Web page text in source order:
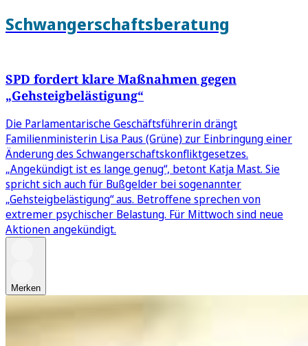
Schwangerschaftsberatung
SPD fordert klare Maßnahmen gegen
„Gehsteigbelästigung“
Die Parlamentarische Geschäftsführerin drängt
Familienministerin Lisa Paus (Grüne) zur Einbringung einer
Änderung des Schwangerschaftskonfliktgesetzes.
„Angekündigt ist es lange genug“, betont Katja Mast. Sie
spricht sich auch für Bußgelder bei sogenannter
„Gehsteigbelästigung“ aus. Betroffene sprechen von
extremer psychischer Belastung. Für Mittwoch sind neue
Aktionen angekündigt.
Merken